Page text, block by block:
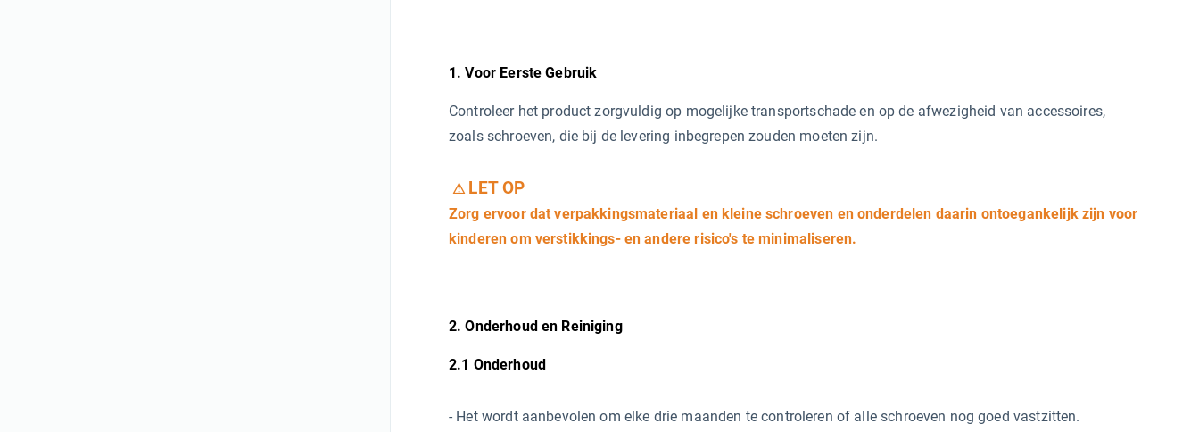
1. Voor Eerste Gebruik
Controleer het product zorgvuldig op mogelijke transportschade en op de afwezigheid van accessoires,
zoals schroeven, die bij de levering inbegrepen zouden moeten zijn.
⚠ LET OP
Zorg ervoor dat verpakkingsmateriaal en kleine schroeven en onderdelen daarin ontoegankelijk zijn voor
kinderen om verstikkings- en andere risico's te minimaliseren.
2. Onderhoud en Reiniging
2.1 Onderhoud
- Het wordt aanbevolen om elke drie maanden te controleren of alle schroeven nog goed vastzitten.